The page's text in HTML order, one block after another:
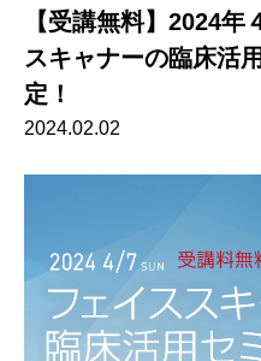
【受講無料】2024
スキャナーの臨床活
定！
2024.02.02